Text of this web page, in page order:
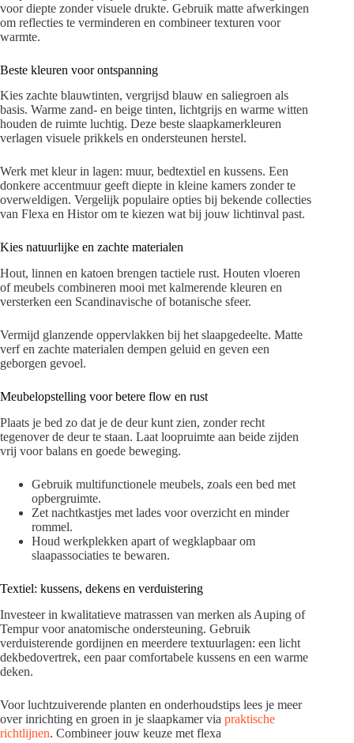
voor diepte zonder visuele drukte. Gebruik matte afwerkingen
om reflecties te verminderen en combineer texturen voor
warmte.
Beste kleuren voor ontspanning
Kies zachte blauwtinten, vergrijsd blauw en saliegroen als
basis. Warme zand- en beige tinten, lichtgrijs en warme witten
houden de ruimte luchtig. Deze beste slaapkamerkleuren
verlagen visuele prikkels en ondersteunen herstel.
Werk met kleur in lagen: muur, bedtextiel en kussens. Een
donkere accentmuur geeft diepte in kleine kamers zonder te
overweldigen. Vergelijk populaire opties bij bekende collecties
van Flexa en Histor om te kiezen wat bij jouw lichtinval past.
Kies natuurlijke en zachte materialen
Hout, linnen en katoen brengen tactiele rust. Houten vloeren
of meubels combineren mooi met kalmerende kleuren en
versterken een Scandinavische of botanische sfeer.
Vermijd glanzende oppervlakken bij het slaapgedeelte. Matte
verf en zachte materialen dempen geluid en geven een
geborgen gevoel.
Meubelopstelling voor betere flow en rust
Plaats je bed zo dat je de deur kunt zien, zonder recht
tegenover de deur te staan. Laat loopruimte aan beide zijden
vrij voor balans en goede beweging.
Gebruik multifunctionele meubels, zoals een bed met
opbergruimte.
Zet nachtkastjes met lades voor overzicht en minder
rommel.
Houd werkplekken apart of wegklapbaar om
slaapassociaties te bewaren.
Textiel: kussens, dekens en verduistering
Investeer in kwalitatieve matrassen van merken als Auping of
Tempur voor anatomische ondersteuning. Gebruik
verduisterende gordijnen en meerdere textuurlagen: een licht
dekbedovertrek, een paar comfortabele kussens en een warme
deken.
Voor luchtzuiverende planten en onderhoudstips lees je meer
over inrichting en groen in je slaapkamer via praktische
richtlijnen. Combineer jouw keuze met flexa